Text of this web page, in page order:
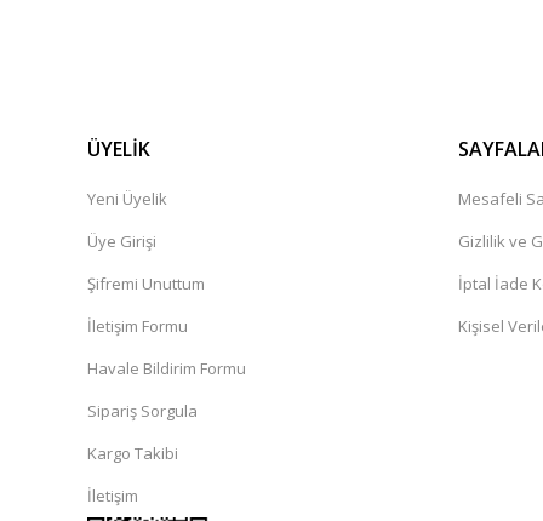
ÜYELİK
Yeni Üyelik
Üye Girişi
Şifremi Unuttum
İletişim Formu
Havale Bildirim Formu
Sipariş Sorgula
Kargo Takibi
İletişim
Mesafeli
Gizlilik ve
İptal İade
Kişisel